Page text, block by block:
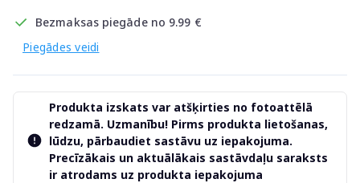
Bezmaksas piegāde no 9.99 €
Piegādes veidi
Produkta izskats var atšķirties no fotoattēlā
redzamā. Uzmanību! Pirms produkta lietošanas,
lūdzu, pārbaudiet sastāvu uz iepakojuma.
Precīzākais un aktuālākais sastāvdaļu saraksts
ir atrodams uz produkta iepakojuma